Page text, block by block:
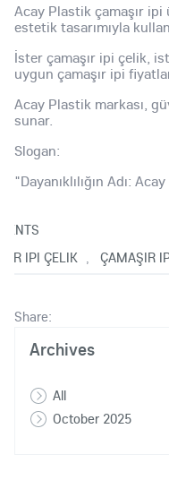
Acay Plastik çamaşır ipi
estetik tasarımıyla
İster çamaşır ipi çelik,
uygun çamaşır ipi
Acay Plastik markası,
sunar.
Slogan:
"Dayanıklılığın Adı:
IPI ÇELIK
ÇAMAŞIR
Share:
Archives
All
October 2025